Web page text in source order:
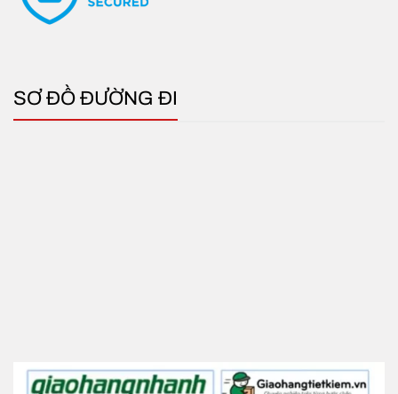
Linh hoạt sử dụng
Bảo trì đơn giản
chỉ cần vệ sinh định kỳ.
SƠ ĐỒ ĐƯỜNG ĐI